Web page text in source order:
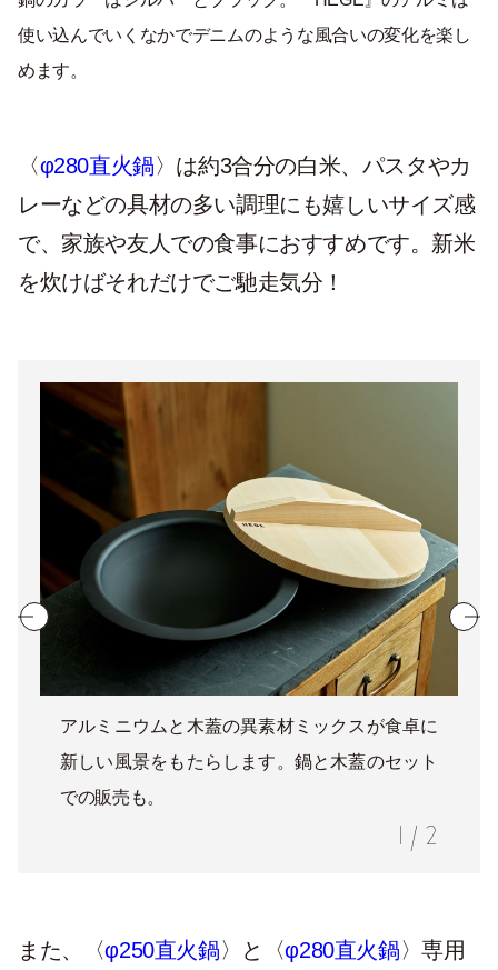
使い込んでいくなかでデニムのような風合いの変化を楽し
めます。
〈φ280直火鍋〉は約3合分の白米、パスタやカ
レーなどの具材の多い調理にも嬉しいサイズ感
で、家族や友人での食事におすすめです。新米
を炊けばそれだけでご馳走気分！
アルミニウムと木蓋の異素材ミックスが食卓に
新しい風景をもたらします。鍋と木蓋のセット
での販売も。
1 / 2
また、〈φ250直火鍋〉と〈φ280直火鍋〉専用